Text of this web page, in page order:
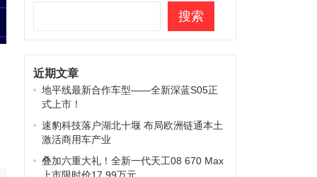
搜索
近期文章
地平线最新合作车型——全新深蓝S05正
式上市！
速豹科技落户湖北十堰 布局欧洲链通本土
激活商用车产业
叠加六重大礼！全新一代天工08 670 Max